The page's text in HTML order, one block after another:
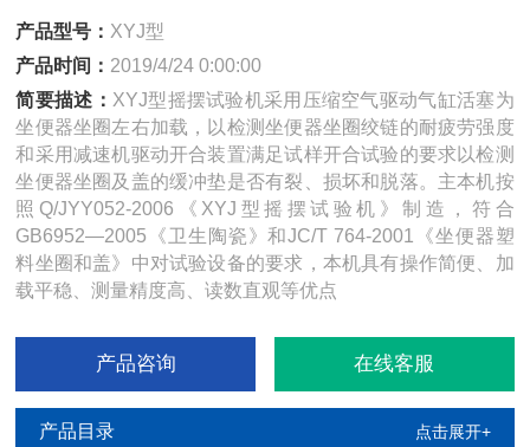
产品型号： XYJ型
产品时间： 2019/4/24 0:00:00
简要描述： XYJ型摇摆试验机采用压缩空气驱动气缸活塞为
坐便器坐圈左右加载，以检测坐便器坐圈绞链的耐疲劳强度
和采用减速机驱动开合装置满足试样开合试验的要求以检测
坐便器坐圈及盖的缓冲垫是否有裂、损坏和脱落。主本机按
照Q/JYY052-2006《XYJ型摇摆试验机》制造，符合
GB6952—2005《卫生陶瓷》和JC/T 764-2001《坐便器塑
料坐圈和盖》中对试验设备的要求，本机具有操作简便、加
载平稳、测量精度高、读数直观等优点
产品咨询 在线客服
产品目录 点击展开+